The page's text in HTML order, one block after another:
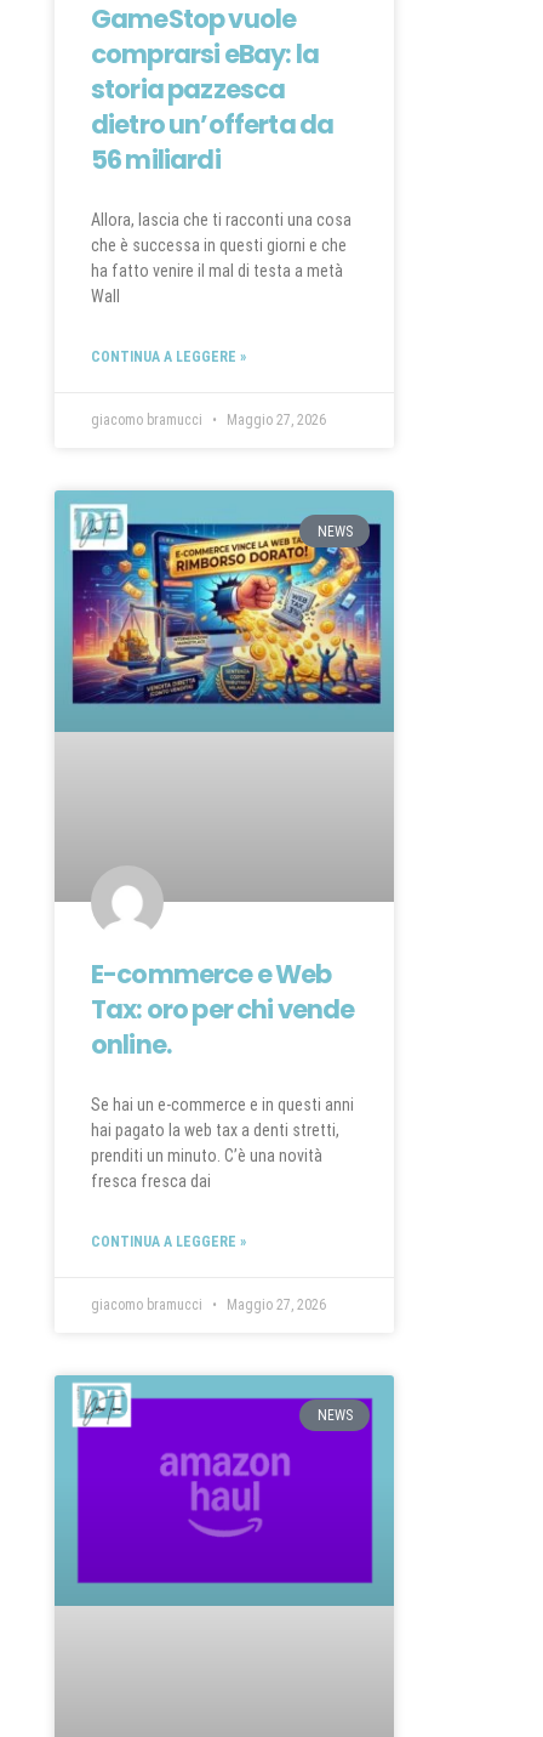
GameStop vuole
comprarsi eBay: la
storia pazzesca
dietro un’offerta da
56 miliardi
Allora, lascia che ti racconti una cosa
che è successa in questi giorni e che
ha fatto venire il mal di testa a metà
Wall
CONTINUA A LEGGERE »
giacomo bramucci Maggio 27, 2026
NEWS
E-commerce e Web
Tax: oro per chi vende
online.
Se hai un e-commerce e in questi anni
hai pagato la web tax a denti stretti,
prenditi un minuto. C’è una novità
fresca fresca dai
CONTINUA A LEGGERE »
giacomo bramucci Maggio 27, 2026
NEWS